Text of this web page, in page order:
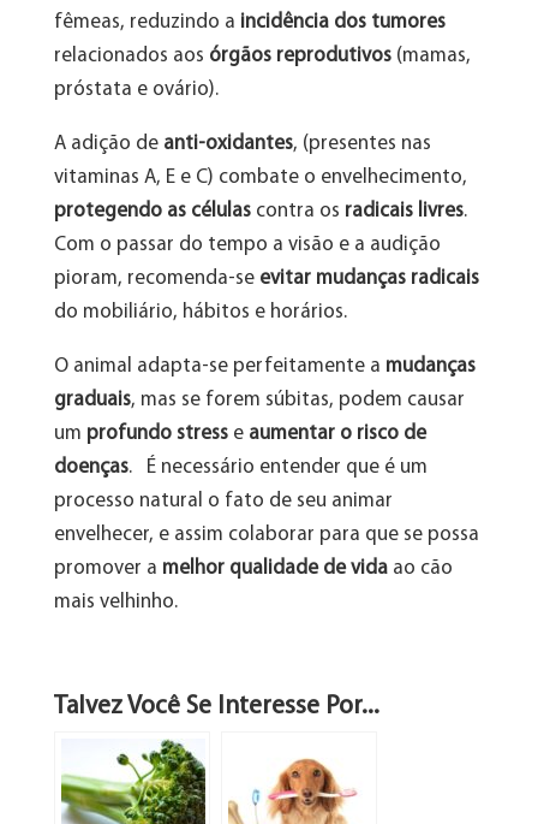
fêmeas, reduzindo a incidência dos tumores
relacionados aos órgãos reprodutivos(mamas,
próstata e ovário).
A adição de anti-oxidantes, (presentes nas
vitaminas A, E e C) combate o envelhecimento,
protegendo as célulascontra os radicais livres.
Com o passar do tempo a visão e a audição
pioram, recomenda-se evitar mudanças radicais
do mobiliário, hábitos e horários.
O animal adapta-se perfeitamente a mudanças
graduais, mas se forem súbitas, podem causar
um profundo stresse aumentar o risco de
doenças. É necessário entender que é um
processo natural o fato de seu animar
envelhecer, e assim colaborar para que se possa
promover a melhor qualidade de vidaao cão
mais velhinho.
Talvez Você Se Interesse Por...